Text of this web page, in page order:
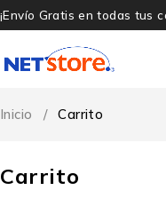
¡Envío Gratis en todas tus
Carrito
Inicio / Carrito